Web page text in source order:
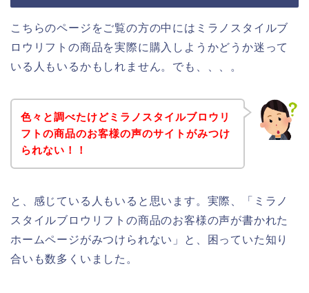
こちらのページをご覧の方の中にはミラノスタイルブ
ロウリフトの商品を実際に購入しようかどうか迷って
いる人もいるかもしれません。でも、、、。
色々と調べたけどミラノスタイルブロウリ
フトの商品のお客様の声のサイトがみつけ
られない！！
と、感じている人もいると思います。実際、「ミラノ
スタイルブロウリフトの商品のお客様の声が書かれた
ホームページがみつけられない」と、困っていた知り
合いも数多くいました。